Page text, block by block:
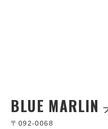
BLUE MARLIN
〒092-0068